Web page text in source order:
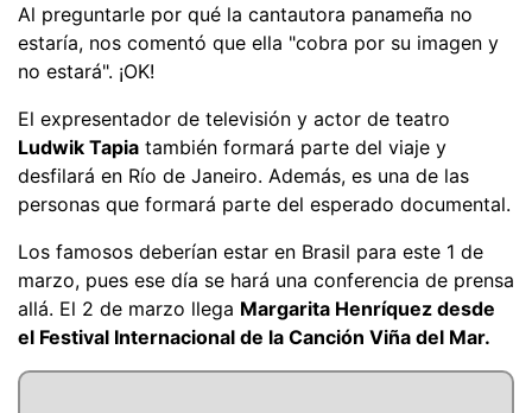
Al preguntarle por qué la cantautora panameña no
estaría, nos comentó que ella "cobra por su imagen y
no estará". ¡OK!
El expresentador de televisión y actor de teatro
Ludwik Tapia también formará parte del viaje y
desfilará en Río de Janeiro. Además, es una de las
personas que formará parte del esperado documental.
Los famosos deberían estar en Brasil para este 1 de
marzo, pues ese día se hará una conferencia de prensa
allá. El 2 de marzo llega Margarita Henríquez desde
el Festival Internacional de la Canción Viña del Mar.